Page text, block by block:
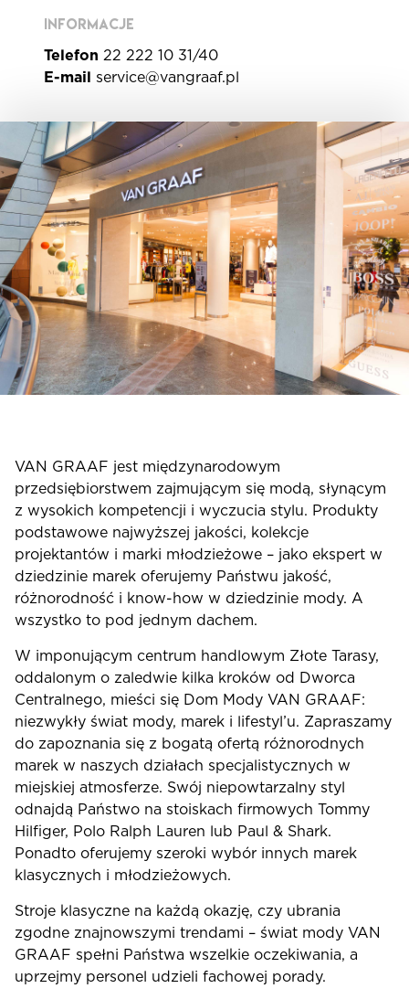
INFORMACJE
Telefon 22 222 10 31/40
E-mail service@vangraaf.pl
VAN GRAAF jest międzynarodowym
przedsiębiorstwem zajmującym się modą, słynącym
z wysokich kompetencji i wyczucia stylu. Produkty
podstawowe najwyższej jakości, kolekcje
projektantów i marki młodzieżowe – jako ekspert w
dziedzinie marek oferujemy Państwu jakość,
różnorodność i know-how w dziedzinie mody. A
wszystko to pod jednym dachem.
W imponującym centrum handlowym Złote Tarasy,
oddalonym o zaledwie kilka kroków od Dworca
Centralnego, mieści się Dom Mody VAN GRAAF:
niezwykły świat mody, marek i lifestyl’u. Zapraszamy
do zapoznania się z bogatą ofertą różnorodnych
marek w naszych działach specjalistycznych w
miejskiej atmosferze. Swój niepowtarzalny styl
odnajdą Państwo na stoiskach firmowych Tommy
Hilfiger, Polo Ralph Lauren lub Paul & Shark.
Ponadto oferujemy szeroki wybór innych marek
klasycznych i młodzieżowych.
Stroje klasyczne na każdą okazję, czy ubrania
zgodne znajnowszymi trendami – świat mody VAN
GRAAF spełni Państwa wszelkie oczekiwania, a
uprzejmy personel udzieli fachowej porady.